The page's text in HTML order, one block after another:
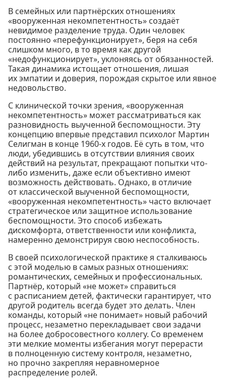
В семейных или партнёрских отношениях
«вооруженная некомпетентность» создаёт
невидимое разделение труда. Один человек
постоянно «перефункционирует», беря на себя
слишком много, в то время как другой
«недофункционирует», уклоняясь от обязанностей.
Такая динамика истощает отношения, лишая
их эмпатии и доверия, порождая скрытое или явное
недовольство.
С клинической точки зрения, «вооруженная
некомпетентность» может рассматриваться как
разновидность выученной беспомощности. Эту
концепцию впервые представил психолог Мартин
Селигман в конце 1960-х годов. Её суть в том, что
люди, убедившись в отсутствии влияния своих
действий на результат, прекращают попытки что-
либо изменить, даже если объективно имеют
возможность действовать. Однако, в отличие
от классической выученной беспомощности,
«вооруженная некомпетентность» часто включает
стратегическое или защитное использование
беспомощности. Это способ избежать
дискомфорта, ответственности или конфликта,
намеренно демонстрируя свою неспособность.
В своей психологической практике я сталкиваюсь
с этой моделью в самых разных отношениях:
романтических, семейных и профессиональных.
Партнёр, который «не может» справиться
с расписанием детей, фактически гарантирует, что
другой родитель всегда будет это делать. Член
команды, который «не понимает» новый рабочий
процесс, незаметно перекладывает свои задачи
на более добросовестного коллегу. Со временем
эти мелкие моменты избегания могут перерасти
в полноценную систему контроля, незаметно,
но прочно закрепляя неравномерное
распределение ролей.